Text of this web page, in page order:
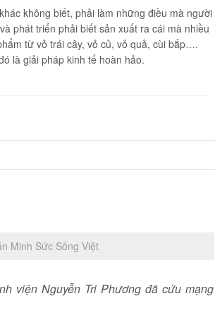
không biết, phải làm những điều mà người
phát triển phải biết sản xuất ra cái mà nhiều
từ vỏ trái cây, vỏ củ, vỏ quả, cùi bắp….
là giải pháp kinh tế hoàn hảo.
Minh Sức Sống Việt
viện Nguyễn Tri Phương đã cứu mạng